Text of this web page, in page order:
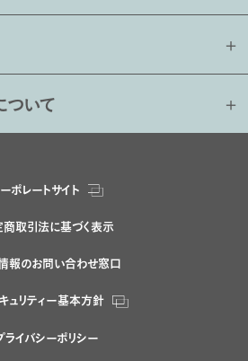
ついて
ポレートサイト
取引法に基づく表示
報のお問い合わせ窓口
ュリティー基本方針
ライバシーポリシー